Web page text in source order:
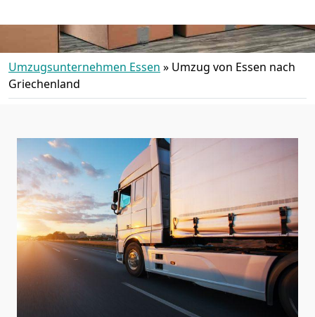
Umzugsunternehmen Essen » Umzug von Essen nach
Griechenland